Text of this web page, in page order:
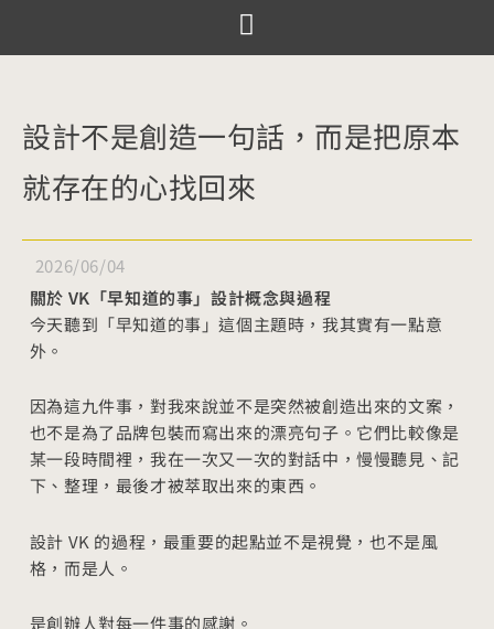
至
設計不是創造一句話，而是把原本
就存在的心找回來
2026/06/04
關於 VK「早知道的事」設計概念與過程
今天聽到「早知道的事」這個主題時，我其實有一點意
外。
因為這九件事，對我來說並不是突然被創造出來的文案，
也不是為了品牌包裝而寫出來的漂亮句子。它們比較像是
某一段時間裡，我在一次又一次的對話中，慢慢聽見、記
下、整理，最後才被萃取出來的東西。
設計 VK 的過程，最重要的起點並不是視覺，也不是風
格，而是人。
是創辦人對每一件事的感謝。